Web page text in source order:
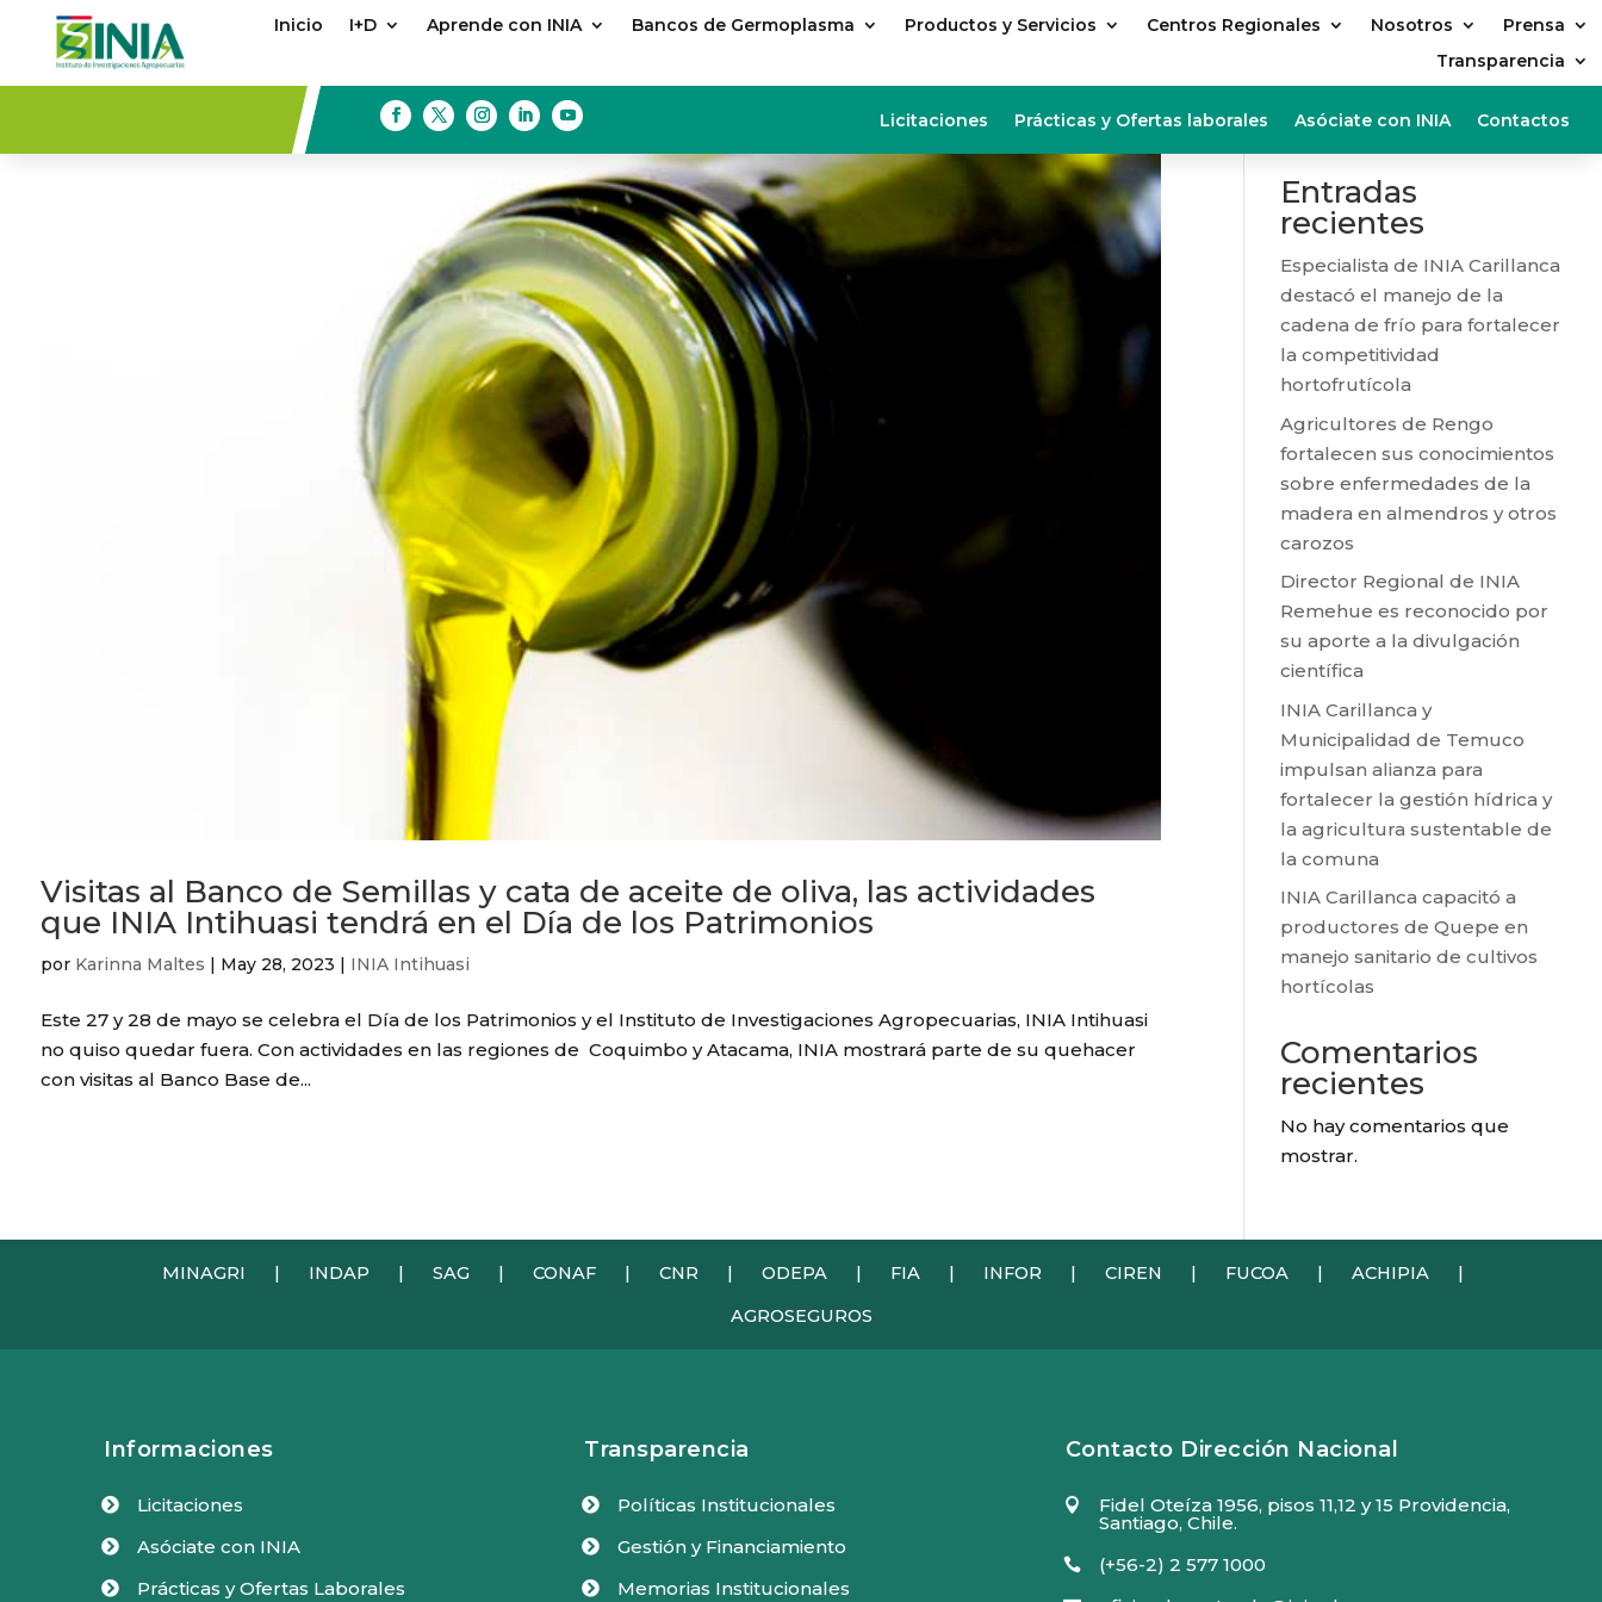
Inicio I+D Aprende con INIA Bancos de Germoplasma Productos y Servicios Centros Regionales Nosotros
Prensa
Transparencia
Licitaciones Prácticas y Ofertas laborales Asóciate con INIA Contactos
Visitas al Banco de Semillas y cata de aceite de oliva, las actividades
que INIA Intihuasi tendrá en el Día de los Patrimonios
por Karinna Maltes | May 28, 2023 | INIA Intihuasi
Este 27 y 28 de mayo se celebra el Día de los Patrimonios y el Instituto de Investigaciones Agropecuarias, INIA Intihuasi
no quiso quedar fuera. Con actividades en las regiones de Coquimbo y Atacama, INIA mostrará parte de su quehacer
con visitas al Banco Base de...
Buscar
Entradas
recientes
Especialista de INIA Carillanca
destacó el manejo de la
cadena de frío para fortalecer
la competitividad
hortofrutícola
Agricultores de Rengo
fortalecen sus conocimientos
sobre enfermedades de la
madera en almendros y otros
carozos
Director Regional de INIA
Remehue es reconocido por
su aporte a la divulgación
científica
INIA Carillanca y
Municipalidad de Temuco
impulsan alianza para
fortalecer la gestión hídrica y
la agricultura sustentable de
la comuna
INIA Carillanca capacitó a
productores de Quepe en
manejo sanitario de cultivos
hortícolas
Comentarios
recientes
No hay comentarios que
mostrar.
MINAGRI | INDAP | SAG | CONAF | CNR | ODEPA | FIA | INFOR | CIREN | FUCOA | ACHIPIA
|
AGROSEGUROS
Informaciones
 Licitaciones
 Asóciate con INIA
 Prácticas y Ofertas Laborales
Transparencia
 Políticas Institucionales
 Gestión y Financiamiento
 Memorias Institucionales
Contacto Dirección Nacional
 Fidel Oteíza 1956, pisos 11,12 y 15 Providencia,
Santiago, Chile.
 (+56-2) 2 577 1000